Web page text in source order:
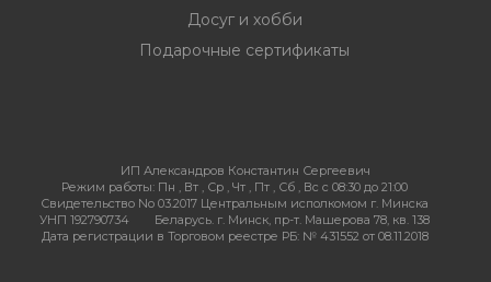
Досуг и хобби
Подарочные сертификаты
ИП Александров Константин Сергеевич
Режим работы: Пн , Вт , Ср , Чт , Пт , Сб , Вс c 08:30 до 21:00
Свидетельство No 03.2017 Центральным исполкомом г. Минска
УНП 192790734
Беларусь. г. Минск, пр-т. Машерова 78, кв. 138
Дата регистрации в Торговом реестре РБ: № 431552 от 08.11.2018